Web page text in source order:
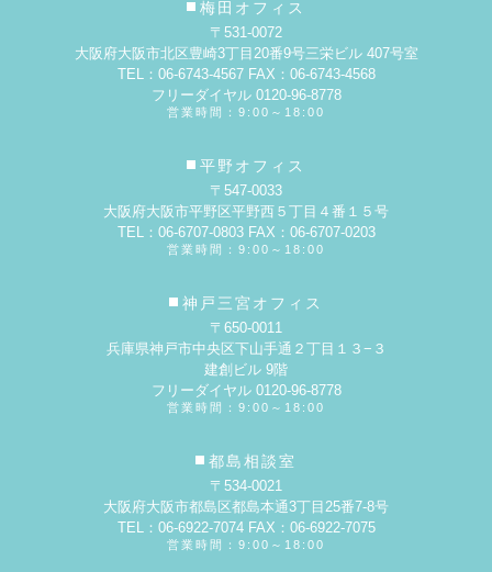
梅田オフィス
〒531-0072
大阪府大阪市北区豊崎3丁目20番9号三栄ビル 407号室
TEL：06-6743-4567 FAX：06-6743-4568
フリーダイヤル 0120-96-8778
営業時間：9:00～18:00
平野オフィス
〒547-0033
大阪府大阪市平野区平野西５丁目４番１５号
TEL：06-6707-0803 FAX：06-6707-0203
営業時間：9:00～18:00
神戸三宮オフィス
〒650-0011
兵庫県神戸市中央区下山手通２丁目１３−３
建創ビル 9階
フリーダイヤル 0120-96-8778
営業時間：9:00～18:00
都島相談室
〒534-0021
大阪府大阪市都島区都島本通3丁目25番7-8号
TEL：06-6922-7074 FAX：06-6922-7075
営業時間：9:00～18:00